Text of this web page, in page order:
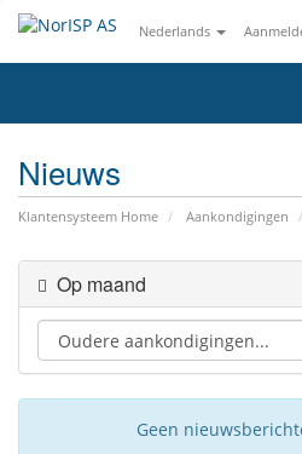
Nederlands
Nieuws
Klantensysteem Home Aankondigingen
Op maand
Geen